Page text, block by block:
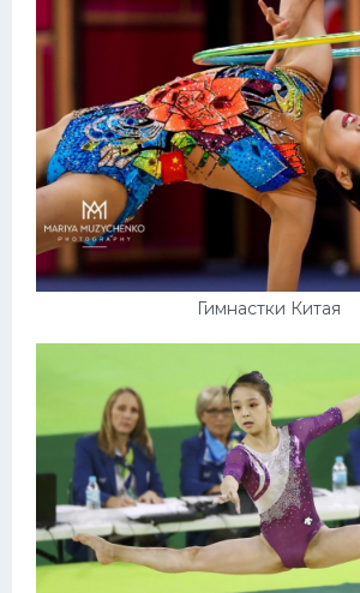
Гимнастки Китая